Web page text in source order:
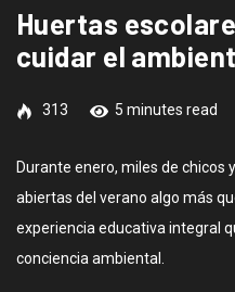
Huertas
cuidar el
313 5 minutes read
Durante enero, miles de chicos
abiertas del verano algo más
experiencia educativa integral
conciencia ambiental.